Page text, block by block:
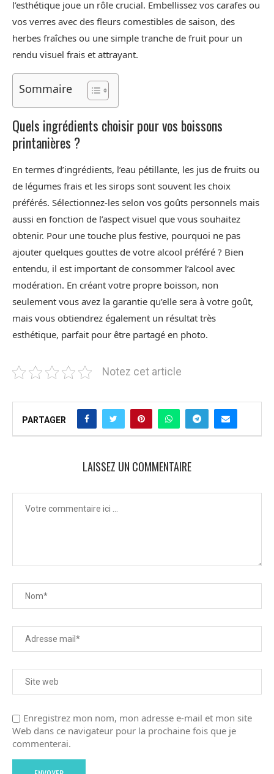
l’esthétique joue un rôle crucial. Embellissez vos carafes ou
vos verres avec des fleurs comestibles de saison, des
herbes fraîches ou une simple tranche de fruit pour un
rendu visuel frais et attrayant.
Sommaire
Quels ingrédients choisir pour vos boissons
printanières ?
En termes d’ingrédients, l’eau pétillante, les jus de fruits ou
de légumes frais et les sirops sont souvent les choix
préférés. Sélectionnez-les selon vos goûts personnels mais
aussi en fonction de l’aspect visuel que vous souhaitez
obtenir. Pour une touche plus festive, pourquoi ne pas
ajouter quelques gouttes de votre alcool préféré ? Bien
entendu, il est important de consommer l’alcool avec
modération. En créant votre propre boisson, non
seulement vous avez la garantie qu’elle sera à votre goût,
mais vous obtiendrez également un résultat très
esthétique, parfait pour être partagé en photo.
Notez cet article
PARTAGER
LAISSEZ UN COMMENTAIRE
Enregistrez mon nom, mon adresse e-mail et mon site
Web dans ce navigateur pour la prochaine fois que je
commenterai.